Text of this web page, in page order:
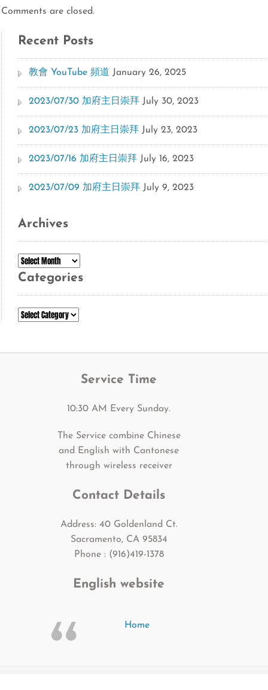
Comments are closed.
Recent Posts
教會 YouTube 頻道 January 26, 2025
2023/07/30 加府主日崇拜 July 30, 2023
2023/07/23 加府主日崇拜 July 23, 2023
2023/07/16 加府主日崇拜 July 16, 2023
2023/07/09 加府主日崇拜 July 9, 2023
Archives
Archives
Categories
Categories
Service Time
10:30 AM Every Sunday.
The Service combine Chinese
and English with Cantonese
through wireless receiver
Contact Details
Address: 40 Goldenland Ct.
Sacramento, CA 95834
Phone : (916)419-1378
English website
Home